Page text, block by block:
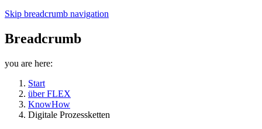
Skip breadcrumb navigation
Breadcrumb
you are here:
Start
über FLEX
KnowHow
Digitale Prozessketten